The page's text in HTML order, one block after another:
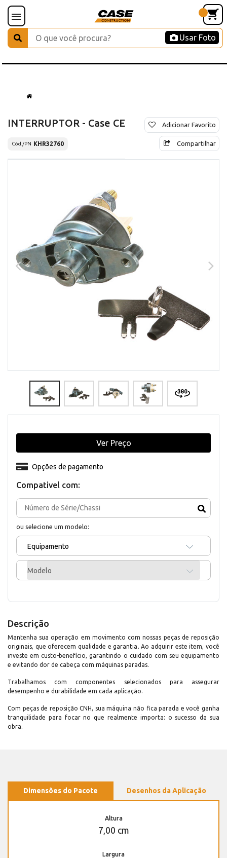
Usar Foto
INTERRUPTOR - Case CE
Cód./PN KHR32760
Adicionar Favorito
Compartilhar
Compativel com:
ou selecione um modelo:
Equipamento
Modelo
Opções de pagamento
Ver Preço
Descrição
Mantenha sua operação em movimento com nossas peças de reposição
originais, que oferecem qualidade e garantia. Ao adquirir este item, você
investe em custo-benefício, garantindo o cuidado com seu equipamento
e evitando dor de cabeça com máquinas paradas.
Trabalhamos com componentes selecionados para assegurar
desempenho e durabilidade em cada aplicação.
Com peças de reposição CNH, sua máquina não fica parada e você ganha
tranquilidade para focar no que realmente importa: o sucesso da sua
obra.
Dimensões do Pacote Desenhos da Aplicação
Altura
7,00 cm
Largura